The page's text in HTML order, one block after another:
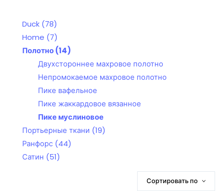
Duck (78)
Home (7)
Полотно(14)
Двухстороннее махровое полотно
Непромокаемое махровое полотно
Пике вафельное
Пике жаккардовое вязанное
Пике муслиновое
Портьерные ткани (19)
Ранфорс (44)
Сатин (51)
Сортировать по